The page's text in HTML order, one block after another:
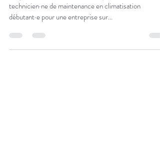
maintenance débutant·e accepté·e
Bonjour à tou·te·s, Le service emploi recherche un·e
technicien·ne de maintenance en climatisation
débutant·e pour une entreprise sur...